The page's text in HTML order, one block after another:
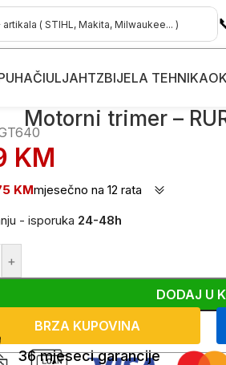
ULJAHTZBIJELA TEHNIKA
Motorni trimer –
KM
KMmjesečno na 12 rata
- isporuka 24-48h
+
DODAJ U
BRZA KUPOVINA
36 mjeseci garancije